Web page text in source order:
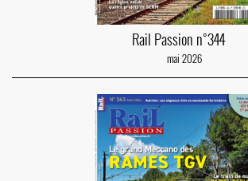
Rail Passion n°344
mai 2026